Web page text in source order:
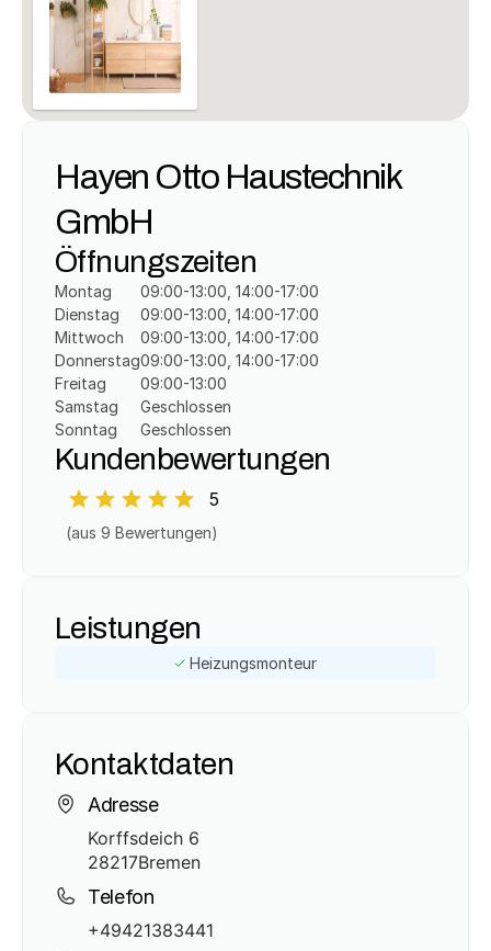
Hayen Otto Haustechnik
GmbH
Öffnungszeiten
Montag
Dienstag
Mittwoch
Donnerstag
Freitag
Samstag
Sonntag
09:00-13:00, 14:00-17:00
09:00-13:00, 14:00-17:00
09:00-13:00, 14:00-17:00
09:00-13:00, 14:00-17:00
09:00-13:00
Geschlossen
Geschlossen
Kundenbewertungen
5
(aus 9 Bewertungen)
Leistungen
Heizungsmonteur
Kontaktdaten
Adresse
Korffsdeich 6
28217Bremen
Telefon
+49421383441